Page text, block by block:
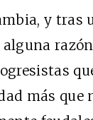
y tras
más que